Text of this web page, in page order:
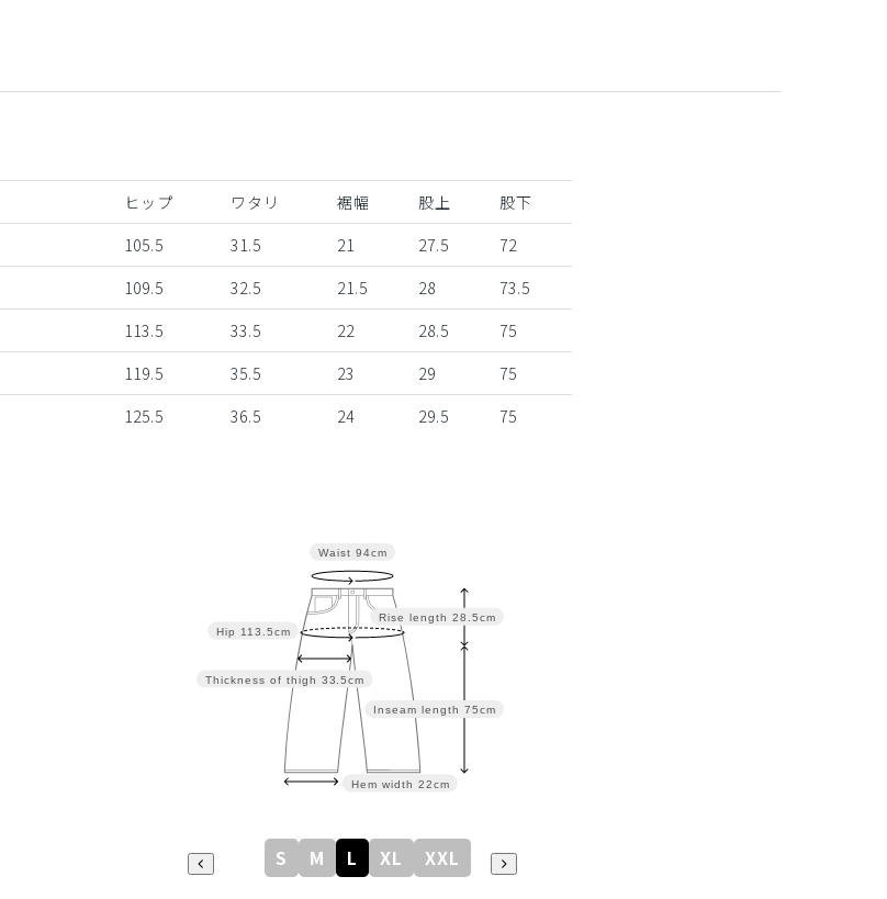
ヒップ ワタリ 裾幅 股上
股下
105.5 31.5 21 27.5
72
109.5 32.5 21.5 28
73.5
113.5 33.5 22 28.5
75
119.5 35.5 23 29
75
125.5 36.5 24 29.5 75
Inseam length 75cm
Rise length 28.5cm
Hem width 22cm
Thickness of thigh 33.5cm
Hip 113.5cm
Waist 94cm
S M L XL XXL